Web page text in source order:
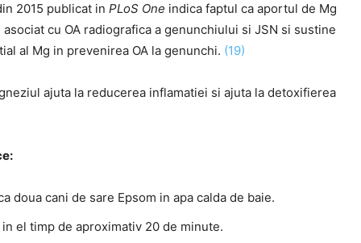
2015 publicat in PLoS One indica faptul ca aportul de Mg
cu OA radiografica a genunchiului si JSN si sustine
al Mg in prevenirea OA la genunchi. (19)
ajuta la reducerea inflamatiei si ajuta la detoxifierea
doua cani de sare Epsom in apa calda de baie.
el timp de aproximativ 20 de minute.